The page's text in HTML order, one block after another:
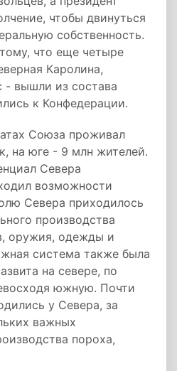
чтобы двинуться
собственность.
что еще четыре
Каролина,
- вышли из состава
к Конфедерации.
Союза проживал
на юге - 9 млн жителей.
Севера
возможности
Севера приходилось
производства
оружия, одежды и
система также была
на севере, по
южную. Почти
у Севера, за
важных
пороха,